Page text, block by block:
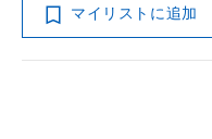
マイリストに追加